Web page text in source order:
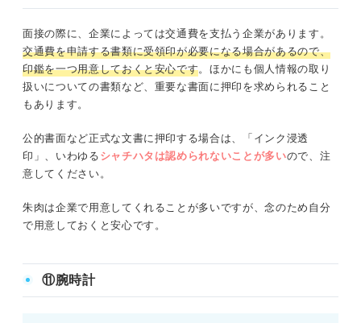
面接の際に、企業によっては交通費を支払う企業があります。
交通費を申請する書類に受領印が必要になる場合があるので、
印鑑を一つ用意しておくと安心です。ほかにも個人情報の取り
扱いについての書類など、重要な書面に押印を求められること
もあります。
公的書面など正式な文書に押印する場合は、「インク浸透
印」、いわゆる シャチハタは認められないことが多いので、注
意してください。
朱肉は企業で用意してくれることが多いですが、念のため自分
で用意しておくと安心です。
⑪腕時計